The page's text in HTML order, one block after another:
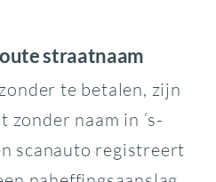
straatnaam
te betalen, zijn
naam in ‘s-
scanauto registreert